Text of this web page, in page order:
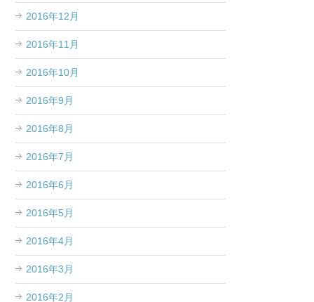
2016年12月
2016年11月
2016年10月
2016年9月
2016年8月
2016年7月
2016年6月
2016年5月
2016年4月
2016年3月
2016年2月